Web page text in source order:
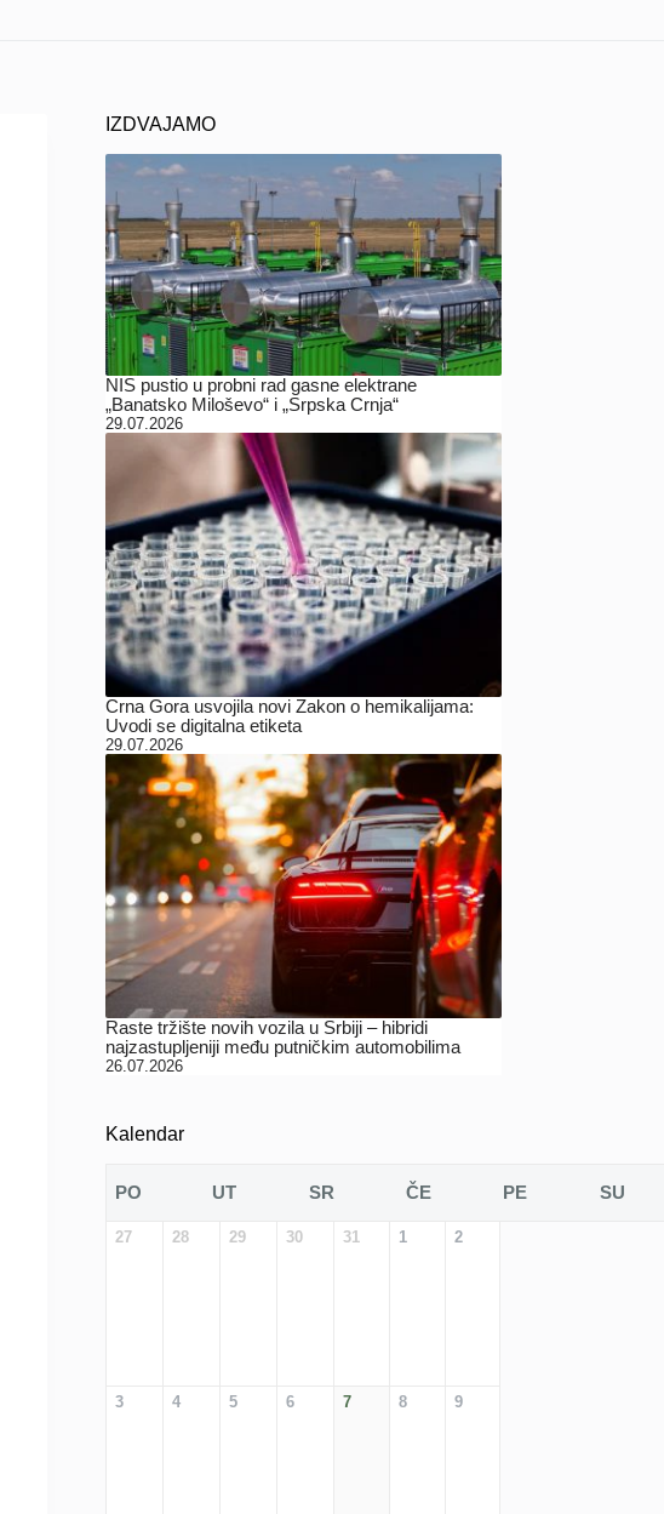
IZDVAJAMO
NIS pustio u probni rad gasne elektrane
„Banatsko Miloševo“ i „Srpska Crnja“
29.07.2026
Crna Gora usvojila novi Zakon o hemikalijama:
Uvodi se digitalna etiketa
29.07.2026
Raste tržište novih vozila u Srbiji – hibridi
najzastupljeniji među putničkim automobilima
26.07.2026
Kalendar
PO UT SR ČE PE SU
27 28 29 30 31 1 2
3 4 5 6 7 8 9